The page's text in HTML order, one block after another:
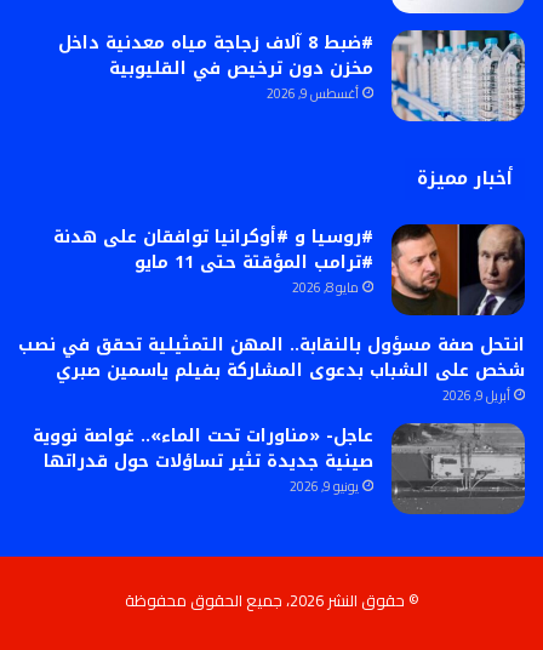
#ضبط 8 آلاف زجاجة مياه معدنية داخل
مخزن دون ترخيص في القليوبية
أغسطس 9, 2026
أخبار مميزة
#روسيا و #أوكرانيا توافقان على هدنة
#ترامب المؤقتة حتى 11 مايو
مايو 8, 2026
انتحل صفة مسؤول بالنقابة.. المهن التمثيلية تحقق في نصب
شخص على الشباب بدعوى المشاركة بفيلم ياسمين صبري
أبريل 9, 2026
عاجل- «مناورات تحت الماء».. غواصة نووية
صينية جديدة تثير تساؤلات حول قدراتها
يونيو 9, 2026
© حقوق النشر 2026، جميع الحقوق محفوظة